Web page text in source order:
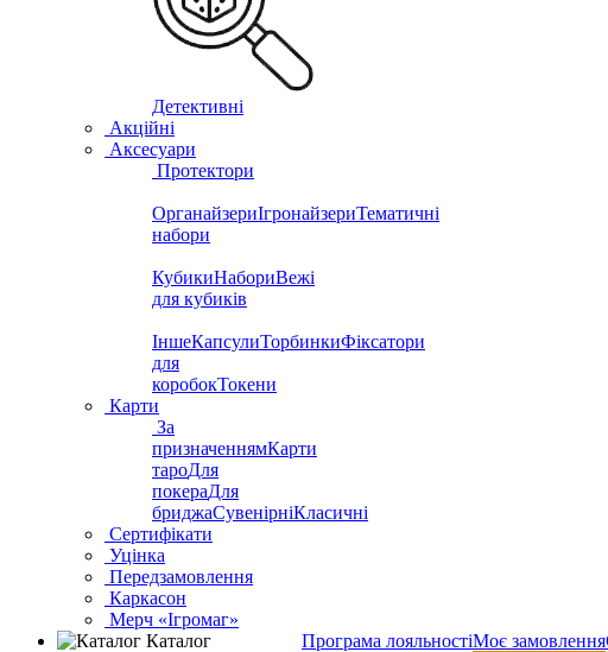
Детективні
Акційні
Аксесуари
Протектори
ОрганайзериІгронайзериТематичні
набори
КубикиНабориВежі
для кубиків
ІншеКапсулиТорбинкиФіксатори
для
коробокТокени
Карти
За
призначеннямКарти
тароДля
покераДля
бриджаСувенірніКласичні
Сертифікати
Уцінка
Передзамовлення
Каркасон
Мерч «Ігромаг»
Каталог
Програма лояльностіМоє замовлення